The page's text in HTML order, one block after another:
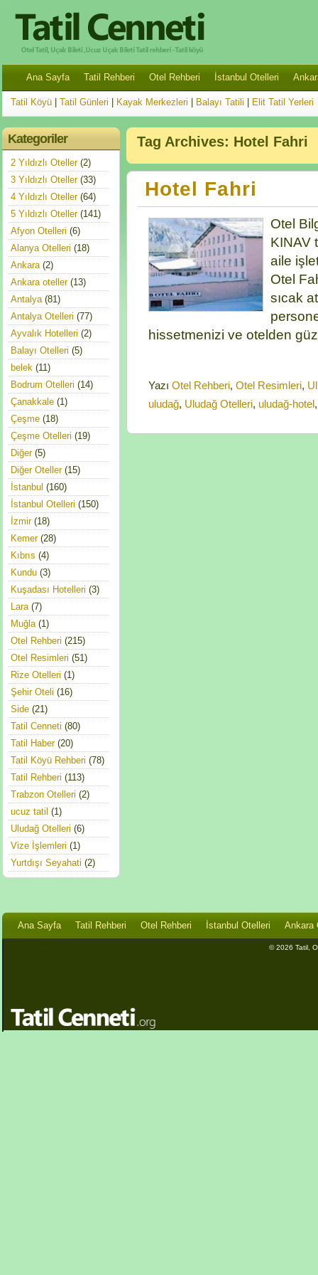
Ana Sayfa Tatil Rehberi Otel Rehberi İstanbul Otelleri
Tatil Köyü Tatil Günleri Kayak Merkezleri Balayı Tatili Elit Tatil Yerleri
Tag Archives: Hotel Fahri
Hotel Fahri
Otel
KINAV
aile
Otel
sıcak
hissetmenizi ve otelden
Yazı Otel Rehberi,Otel Resimleri,
uludağ, Uludağ Otelleri, uludağ-hotel
Kategoriler
2 Yıldızlı Oteller(2)
3 Yıldızlı Oteller(33)
4 Yıldızlı Oteller(64)
5 Yıldızlı Oteller(141)
Afyon Otelleri (6)
Alanya Otelleri (18)
Ankara(2)
Ankara oteller(13)
Antalya(81)
Antalya Otelleri (77)
Ayvalık Hotelleri (2)
Balayı Otelleri (5)
belek (11)
Bodrum Otelleri (14)
Çanakkale (1)
Çeşme (18)
Çeşme Otelleri (19)
Diğer(5)
Diğer Oteller(15)
İstanbul (160)
İstanbul Otelleri (150)
İzmir(18)
Kemer(28)
Kıbrıs (4)
Kundu (3)
Kuşadası Hotelleri (3)
Lara(7)
Muğla(1)
Otel Rehberi (215)
Otel Resimleri (51)
Rize Otelleri (1)
Şehir Oteli (16)
Side (21)
Tatil Cenneti (80)
Tatil Haber(20)
Tatil Köyü Rehberi (78)
Tatil Rehberi (113)
Trabzon Otelleri (2)
ucuz tatil (1)
Uludağ Otelleri (6)
Vize İşlemleri (1)
Yurtdışı Seyahati (2)
Ana Sayfa Tatil Rehberi Otel Rehberi İstanbul Otelleri Ankara
© 2026 Tatil,